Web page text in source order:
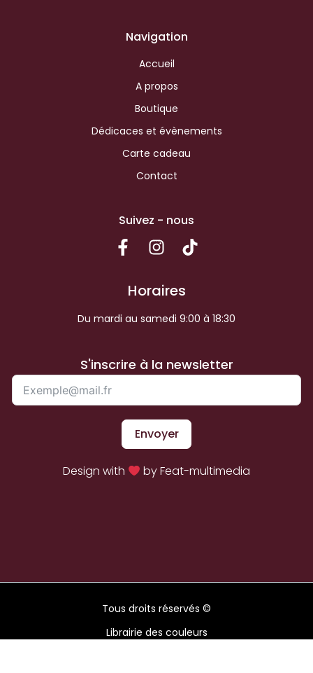
Navigation
Accueil
A propos
Boutique
Dédicaces et évènements
Carte cadeau
Contact
Suivez - nous
Horaires
Du mardi au samedi 9:00 à 18:30
S'inscrire à la newsletter
Envoyer
Design with by Feat-multimedia
Tous droits réservés ©
Librairie des couleurs